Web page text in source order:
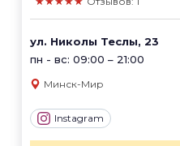
ул. Николы Теслы, 23
пн - вс: 09:00 – 21:00
Минск-Мир
Instagram